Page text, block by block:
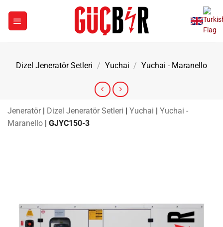
Dizel Jeneratör Setleri / Yuchai / Yuchai - Maranello
Jeneratör | Dizel Jeneratör Setleri | Yuchai | Yuchai -
Maranello | GJYC150-3